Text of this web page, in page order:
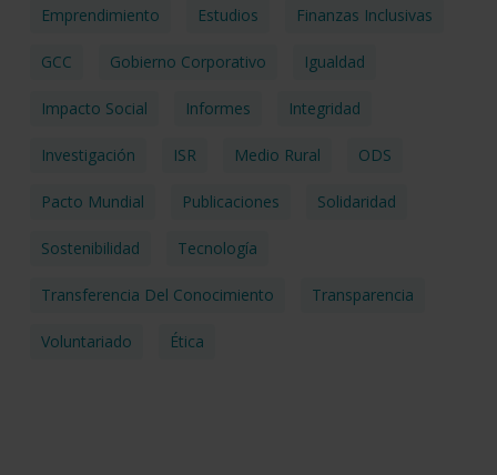
Emprendimiento Estudios Finanzas Inclusivas
GCC Gobierno Corporativo Igualdad
Impacto Social Informes Integridad
Investigación ISR Medio Rural ODS
Pacto Mundial Publicaciones Solidaridad
Sostenibilidad Tecnología
Transferencia Del Conocimiento Transparencia
Voluntariado Ética